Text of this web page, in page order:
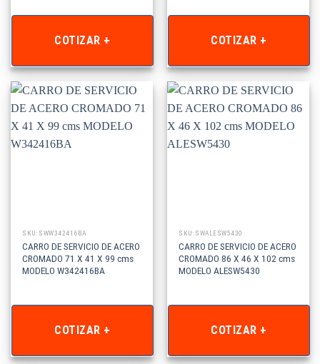
COTIZAR + COTIZAR +
SKU: SWW342416BA
CARRO DE SERVICIO DE ACERO
CROMADO 71 X 41 X 99 cms
MODELO W342416BA
COTIZAR +
SKU: SWALESW5430
CARRO DE SERVICIO DE ACERO
CROMADO 86 X 46 X 102 cms
MODELO ALESW5430
COTIZAR +